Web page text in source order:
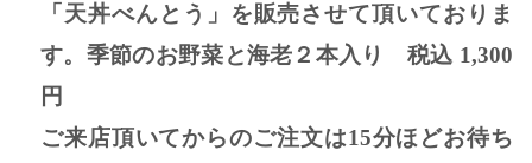
「天丼べんとう」を販売させて頂いておりま
す。季節のお野菜と海老２本入り 税込 1,300
円
ご来店頂いてからのご注文は15分ほどお待ち